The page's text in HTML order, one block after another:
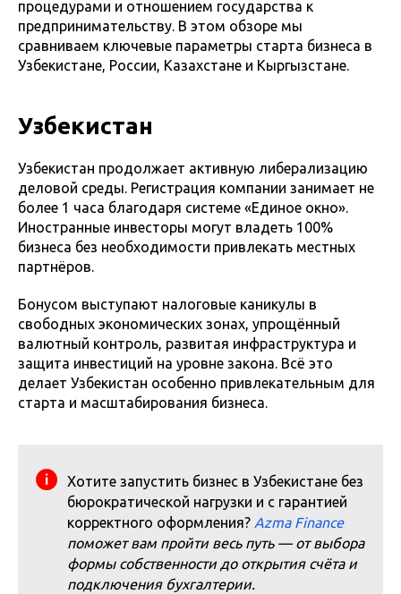
процедурами и отношением государства к
предпринимательству. В этом обзоре мы
сравниваем ключевые параметры старта бизнеса в
Узбекистане, России, Казахстане и Кыргызстане.
Узбекистан
Узбекистан продолжает активную либерализацию
деловой среды. Регистрация компании занимает не
более 1 часа благодаря системе «Единое окно».
Иностранные инвесторы могут владеть 100%
бизнеса без необходимости привлекать местных
партнёров.
Бонусом выступают налоговые каникулы в
свободных экономических зонах, упрощённый
валютный контроль, развитая инфраструктура и
защита инвестиций на уровне закона. Всё это
делает Узбекистан особенно привлекательным для
старта и масштабирования бизнеса.
Хотите запустить бизнес в Узбекистане без
бюрократической нагрузки и с гарантией
корректного оформления? Azma Finance
поможет вам пройти весь путь — от выбора
формы собственности до открытия счёта и
подключения бухгалтерии.